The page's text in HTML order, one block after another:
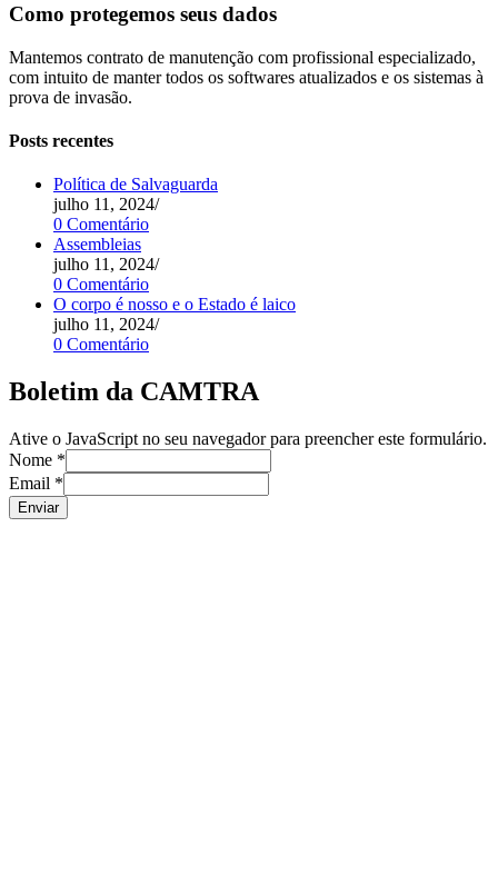
Como protegemos seus dados
Mantemos contrato de manutenção com profissional especializado,
com intuito de manter todos os softwares atualizados e os sistemas à
prova de invasão.
Posts recentes
Política de Salvaguarda
julho 11, 2024/
0 Comentário
Assembleias
julho 11, 2024/
0 Comentário
O corpo é nosso e o Estado é laico
julho 11, 2024/
0 Comentário
Boletim da CAMTRA
Ative o JavaScript no seu navegador para preencher este formulário.
Nome *
Email *
Enviar